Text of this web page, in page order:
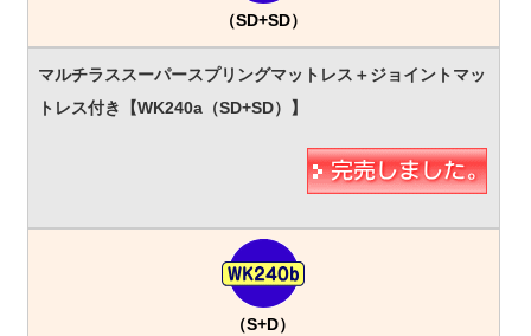
（SD+SD）
（S+D）